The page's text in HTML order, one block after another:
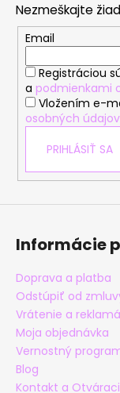
Nezmeškajte
Email
Registráciou
a podmienkami
Vložením e-
osobných údajov
PRIHLÁSIŤ SA
Informácie
Doprava a platba
Odstúpiť od
Vrátenie a
Moja objednávka
Vernostný
Blog
Kontakt a